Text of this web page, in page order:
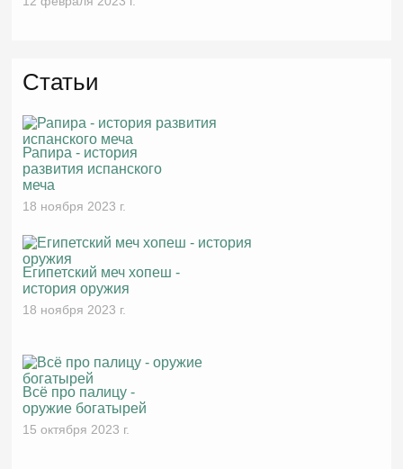
Статьи
Рапира - история
развития испанского
меча
18 ноября 2023 г.
Египетский меч хопеш -
история оружия
18 ноября 2023 г.
Всё про палицу -
оружие богатырей
15 октября 2023 г.